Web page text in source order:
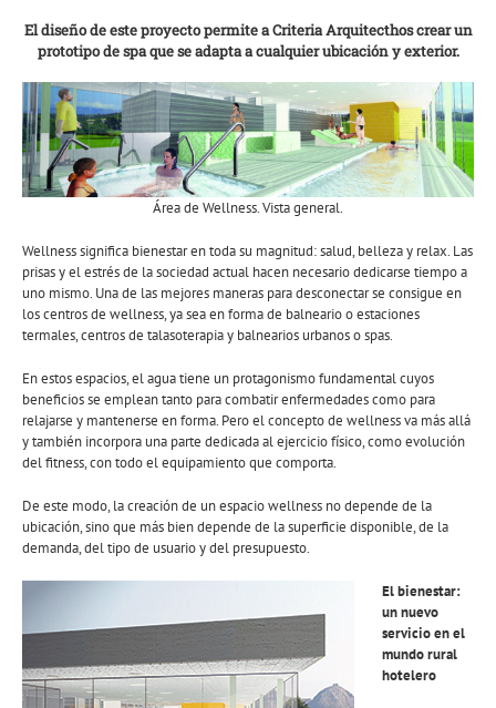
El diseño de este proyecto permite a Criteria Arquitecthos crear un
prototipo de spa que se adapta a cualquier ubicación y exterior.
Área de Wellness. Vista general.
Wellness significa bienestar en toda su magnitud: salud, belleza y relax. Las
prisas y el estrés de la sociedad actual hacen necesario dedicarse tiempo a
uno mismo. Una de las mejores maneras para desconectar se consigue en
los centros de wellness, ya sea en forma de balneario o estaciones
termales, centros de talasoterapia y balnearios urbanos o spas.
En estos espacios, el agua tiene un protagonismo fundamental cuyos
beneficios se emplean tanto para combatir enfermedades como para
relajarse y mantenerse en forma. Pero el concepto de wellness va más allá
y también incorpora una parte dedicada al ejercicio físico, como evolución
del fitness, con todo el equipamiento que comporta.
De este modo, la creación de un espacio wellness no depende de la
ubicación, sino que más bien depende de la superficie disponible, de la
demanda, del tipo de usuario y del presupuesto.
El bienestar:
un nuevo
servicio en el
mundo rural
hotelero